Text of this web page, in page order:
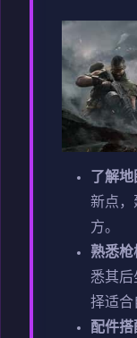
了解
新点，
方。
熟悉枪
悉其
择适合
配件搭